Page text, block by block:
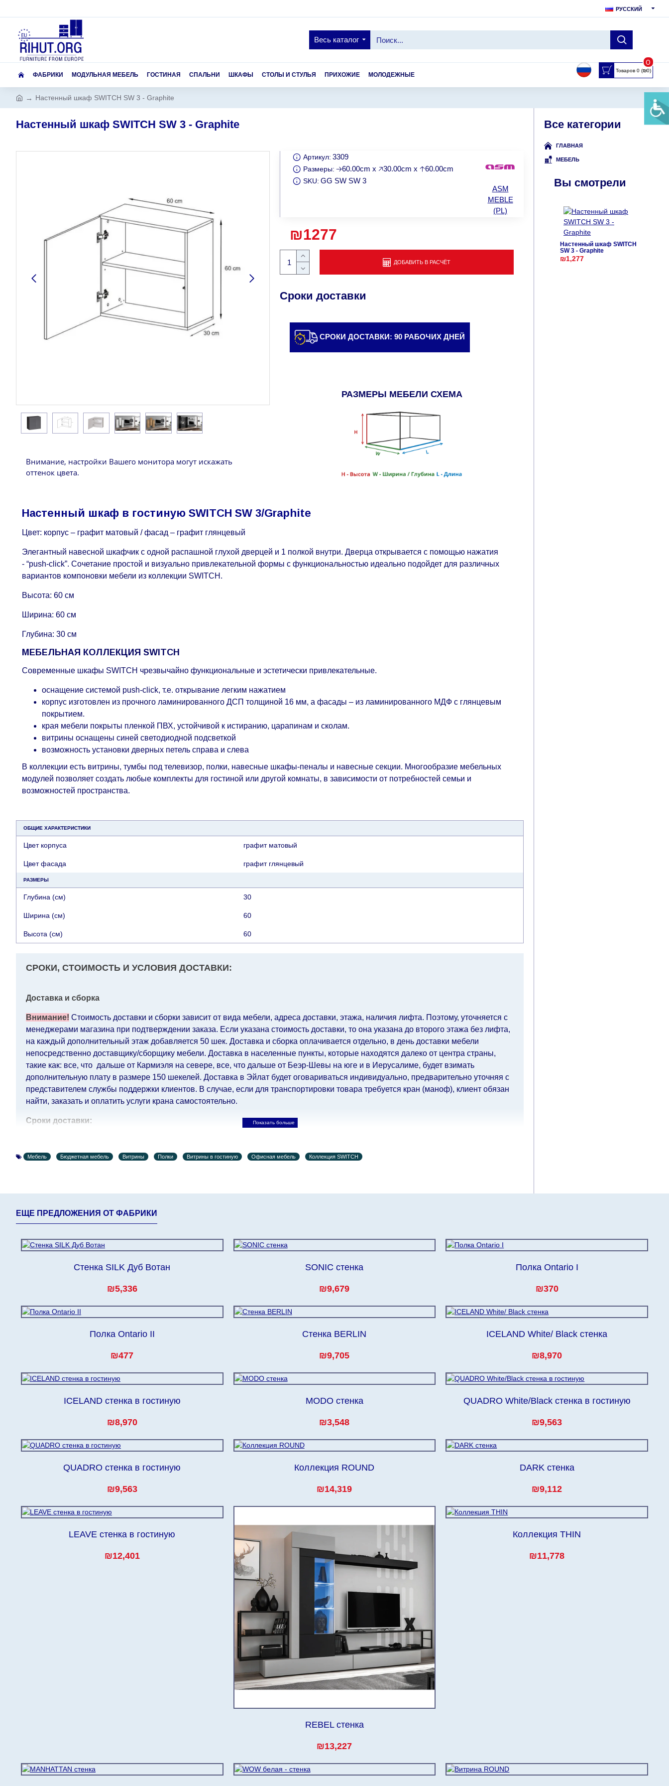
РУССКИЙ
Весь каталог
ФАБРИКИ МОДУЛЬНАЯ МЕБЕЛЬ ГОСТИНАЯ СПАЛЬНИ ШКАФЫ СТОЛЫ И СТУЛЬЯ ПРИХОЖИЕ МОЛОДЕЖНЫЕ
Товаров 0 (₪0)
0
Настенный шкаф SWITCH SW 3 - Graphite
Настенный шкаф SWITCH SW 3 - Graphite
Внимание, настройки Вашего монитора могут искажать
оттенок цвета.
₪1277
Артикул: 3309
Размеры: 🡢60.00cm x 🡥30.00cm x 🡡60.00cm
SKU: GG SW SW 3
ASM
MEBLE
(PL)
ДОБАВИТЬ В РАСЧЁТ
Сроки доставки
СРОКИ ДОСТАВКИ: 90 РАБОЧИХ ДНЕЙ
РАЗМЕРЫ МЕБЕЛИ СХЕМА
Настенный шкаф в гостиную SWITCH SW 3/Graphite
Цвет: корпус – графит матовый / фасад – графит глянцевый
Элегантный навесной шкафчик с одной распашной глухой дверцей и 1 полкой внутри. Дверца открывается с помощью нажатия
- “push-click”. Сочетание простой и визуально привлекательной формы с функциональностью идеально подойдет для различных
вариантов компоновки мебели из коллекции SWITCH.
Высота: 60 см
Ширина: 60 см
Глубина: 30 см
МЕБЕЛЬНАЯ КОЛЛЕКЦИЯ SWITCH
Современные шкафы SWITCH чрезвычайно функциональные и эстетически привлекательные.
оснащение системой push-click, т.е. открывание легким нажатием
корпус изготовлен из прочного ламинированного ДСП толщиной 16 мм, а фасады – из ламинированного МДФ с глянцевым
покрытием.
края мебели покрыты пленкой ПВХ, устойчивой к истиранию, царапинам и сколам.
витрины оснащены синей светодиодной подсветкой
возможность установки дверных петель справа и слева
В коллекции есть витрины, тумбы под телевизор, полки, навесные шкафы-пеналы и навесные секции. Многообразие мебельных
модулей позволяет создать любые комплекты для гостиной или другой комнаты, в зависимости от потребностей семьи и
возможностей пространства.
ОБЩИЕ ХАРАКТЕРИСТИКИ
Цвет корпуса графит матовый
Цвет фасада графит глянцевый
РАЗМЕРЫ
Глубина (см) 30
Ширина (см) 60
Высота (см) 60
СРОКИ, СТОИМОСТЬ И УСЛОВИЯ ДОСТАВКИ:
Доставка и сборка
Внимание! Стоимость доставки и сборки зависит от вида мебели, адреса доставки, этажа, наличия лифта. Поэтому, уточняется с
менеджерами магазина при подтверждении заказа. Если указана стоимость доставки, то она указана до второго этажа без лифта,
на каждый дополнительный этаж добавляется 50 шек. Доставка и сборка оплачивается отдельно, в день доставки мебели
непосредственно доставщику/сборщику мебели. Доставка в населенные пункты, которые находятся далеко от центра страны,
такие как: все, что дальше от Кармиэля на севере, все, что дальше от Беэр-Шевы на юге и в Иерусалиме, будет взимать
дополнительную плату в размере 150 шекелей. Доставка в Эйлат будет оговариваться индивидуально, предварительно уточняя с
представителем службы поддержки клиентов. В случае, если для транспортировки товара требуется кран (маноф), клиент обязан
найти, заказать и оплатить услуги крана самостоятельно.
Сроки доставки:
воскресенья по четверг недели, исключая выходные, праздничные вечера и праздничные дни) от даты получения оплаты от
интернет-магазин не несет ответственности за какие-либо задержки.
Мебель из категории "Модульная мебель
Мебель Бюджетная мебель Витрины Полки Витрины в гостиную Офисная мебель Коллекция SWITCH
Все категории
ГЛАВНАЯ
МЕБЕЛЬ
Вы смотрели
Настенный шкаф SWITCH
SW 3 - Graphite
₪1,277
ЕЩЕ ПРЕДЛОЖЕНИЯ ОТ ФАБРИКИ
Стенка SILK Дуб Вотан
₪5,336
SONIC стенка
₪9,679
Полка Ontario I
₪370
Полка Ontario II
₪477
Стенка BERLIN
₪9,705
ICELAND White/ Black стенка
₪8,970
ICELAND стенка в гостиную
₪8,970
MODO стенка
₪3,548
QUADRO White/Black стенка в гостиную
₪9,563
QUADRO стенка в гостиную
₪9,563
Коллекция ROUND
₪14,319
DARK стенка
₪9,112
LEAVE стенка в гостиную
₪12,401
REBEL стенка
₪13,227
Коллекция THIN
₪11,778